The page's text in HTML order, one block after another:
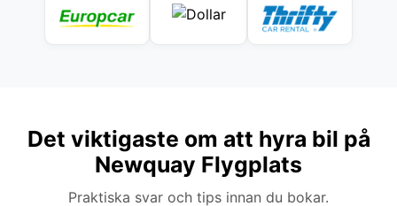
Det viktigaste om att hyra bil på
Newquay Flygplats
Praktiska svar och tips innan du bokar.